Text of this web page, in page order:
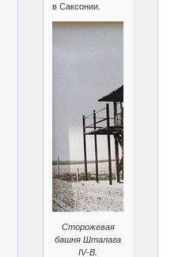
в Саксонии.
Сторожевая
башня Шталага
IV-B.